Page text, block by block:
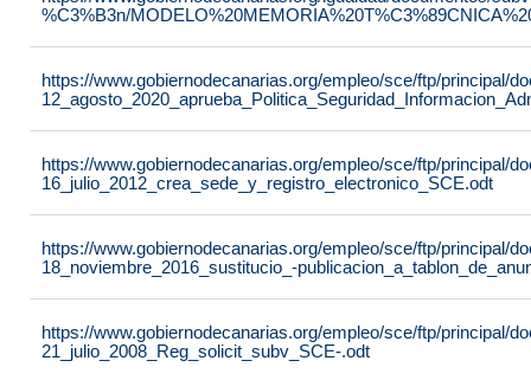
%C3%B3n/
https://www.gobiernodecanarias.org/empleo/sce/ftp/principal/
https://www.gobiernodecanarias.org/empleo/sce/ftp/principal/
16_julio_2012_crea_sede_y_registro_electronico_SCE.odt
https://www.gobiernodecanarias.org/empleo/sce/ftp/principal/
18_noviembre_2016_sustitucio_-
https://www.gobiernodecanarias.org/empleo/sce/ftp/principal/
21_julio_2008_Reg_solicit_subv_SCE-.odt